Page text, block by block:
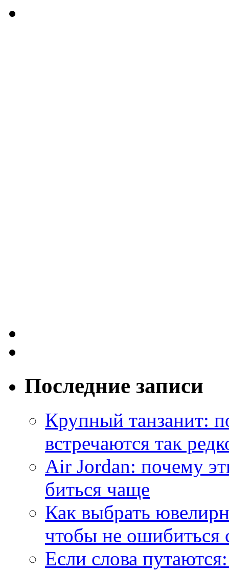
Последние записи
Крупный танзанит:
встречаются так
Air Jordan: почему
биться чаще
Как выбрать
чтобы не ошибиться
Если слова